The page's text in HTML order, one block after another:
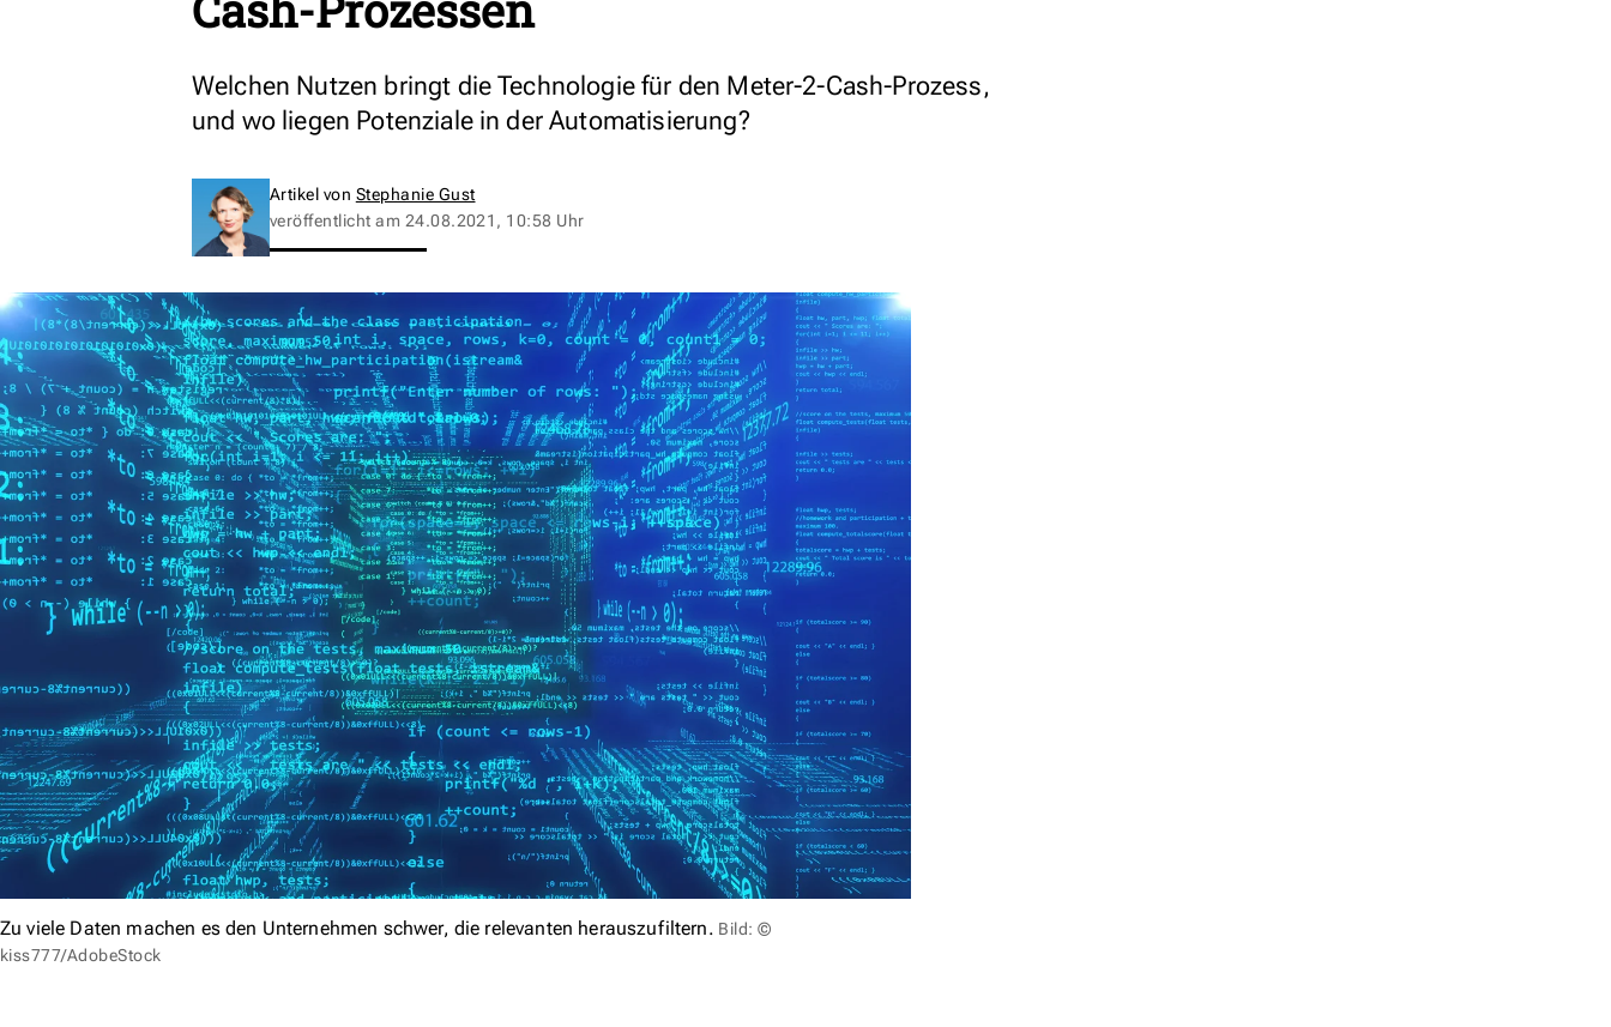
Welchen Nutzen bringt die Technologie für den Meter-2-Cash-Prozess,
und wo liegen Potenziale in der Automatisierung?
Artikel von Stephanie Gust
veröffentlicht am 24.08.2021, 10:58 Uhr
Zu viele Daten machen es den Unternehmen schwer, die relevanten herauszufiltern. Bild: ©
kiss777/AdobeStock